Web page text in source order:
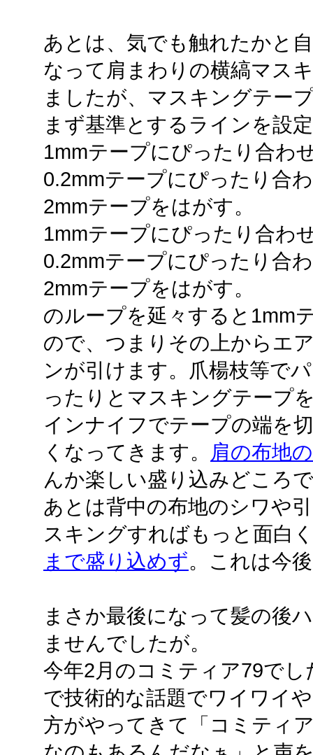
あとは、気でも触れたかと
なって肩まわりの横縞マス
ましたが、マスキングテー
まず基準とするラインを設
1mmテープにぴったり合わ
0.2mmテープにぴったり合
2mmテープをはがす。
1mmテープにぴったり合わ
0.2mmテープにぴったり合
2mmテープをはがす。
のループを延々すると1mm
ので、つまりその上からエ
ンが引けます。爪楊枝等で
ったりとマスキングテープ
インナイフでテープの端を
くなってきます。 肩の布地
んか楽しい盛り込みどころ
あとは背中の布地のシワや
スキングすればもっと面白
まで盛り込めず。これは今
まさか最後になって髪の後
ませんでしたが。
今年2月のコミティア79で
で技術的な話題でワイワイ
方がやってきて「コミティ